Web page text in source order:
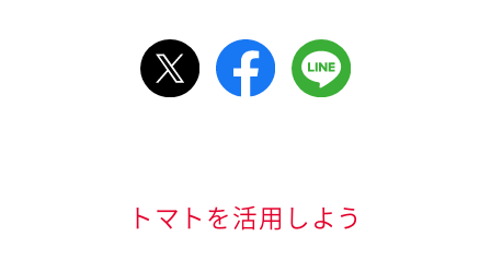
トマトを活用しよう